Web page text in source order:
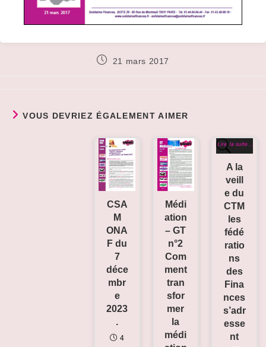
Publication
21 mars 2017
VOUS DEVRIEZ ÉGALEMENT AIMER
A la
veill
e du
CTM
les
fédé
ratio
ns
des
Fina
nces
s’adr
esse
nt
Médi
ation
– GT
n°2
Com
ment
tran
sfor
mer
la
médi
CSA
M
ONA
F du
7
déce
mbr
e
2023
.
4